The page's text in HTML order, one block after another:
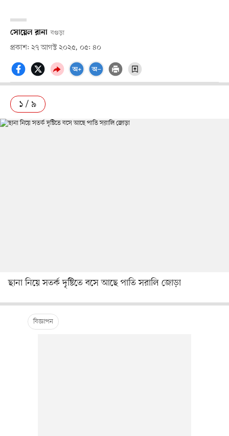
সোয়েল রানা বগুড়া
প্রকাশ: ২৭ আগস্ট ২০২৫, ০৫: ৪০
১ / ৯
ছানা নিয়ে সতর্ক দৃষ্টিতে বসে আছে পাতি সরালি জোড়া